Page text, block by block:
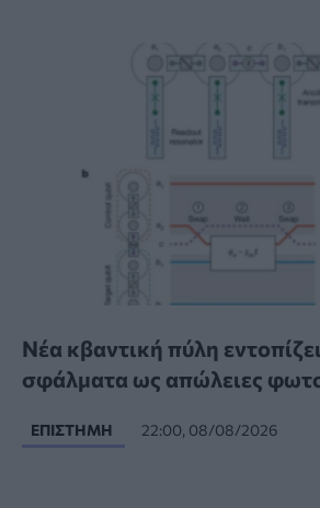
Νέα κβαντική πύλη
σφάλματα ως απώλειες
ΕΠΙΣΤΉΜΗ 22:00, 08/08/2026